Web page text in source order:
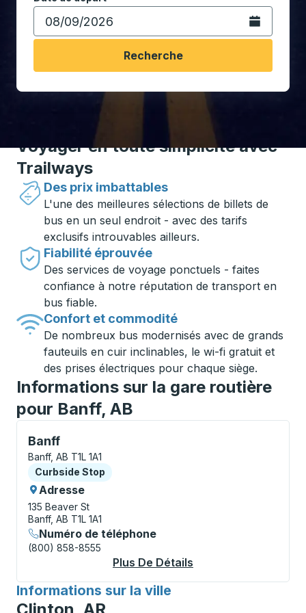
Ouvrez le
Recherche
Voyager en toute simplicité avec
Trailways
Des prix imbattables
L'une des meilleures sélections de billets de
bus en un seul endroit - avec des tarifs
exclusifs introuvables ailleurs.
Fiabilité éprouvée
Des services de voyage ponctuels - faites
confiance à notre réputation de transport en
bus fiable.
Confort et commodité
De nombreux bus modernisés avec de grands
fauteuils en cuir inclinables, le wi-fi gratuit et
des prises électriques pour chaque siège.
Informations sur la gare routière
pour Banff, AB
Banff
Curbside Stop, utilisez les touches fléchées ou la
Banff, AB T1L 1A1
Curbside Stop
Curbside Stop
Adresse
135 Beaver St
Banff, AB T1L 1A1
Numéro de téléphone
(800) 858-8555
Plus De Détails
Informations sur la ville
pour